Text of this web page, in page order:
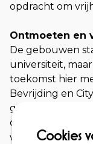
opdracht om
Ontmoeten en
De gebouwen
universiteit,
toekomst hier
Bevrijding en
gebouwen
cultuur. Het
wordtCookies